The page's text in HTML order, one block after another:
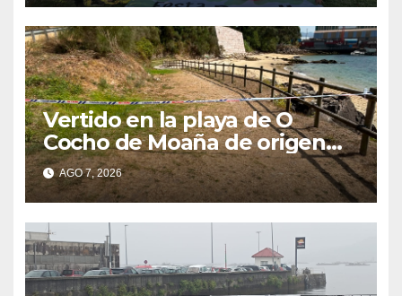
Vertido en la playa de O
Cocho de Moaña de origen
desconocido
AGO 7, 2026